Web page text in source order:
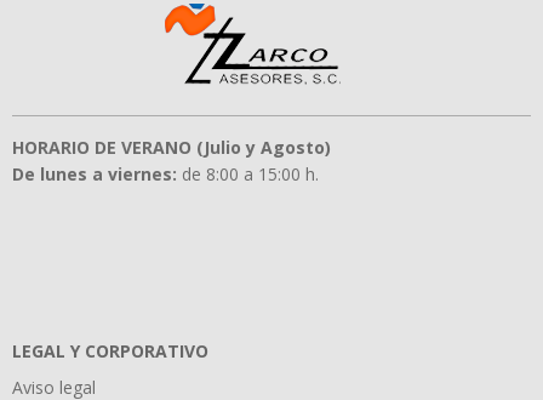
HORARIO DE VERANO (Julio y Agosto)
De lunes a viernes: de 8:00 a 15:00 h.
LEGAL Y CORPORATIVO
Aviso legal